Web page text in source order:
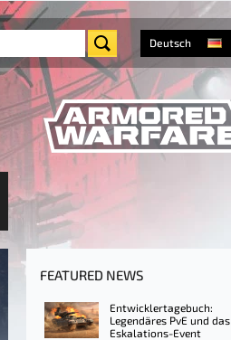
Deutsch
FEATURED NEWS
Entwicklertagebuch:
Legendäres PvE und das
Eskalations-Event